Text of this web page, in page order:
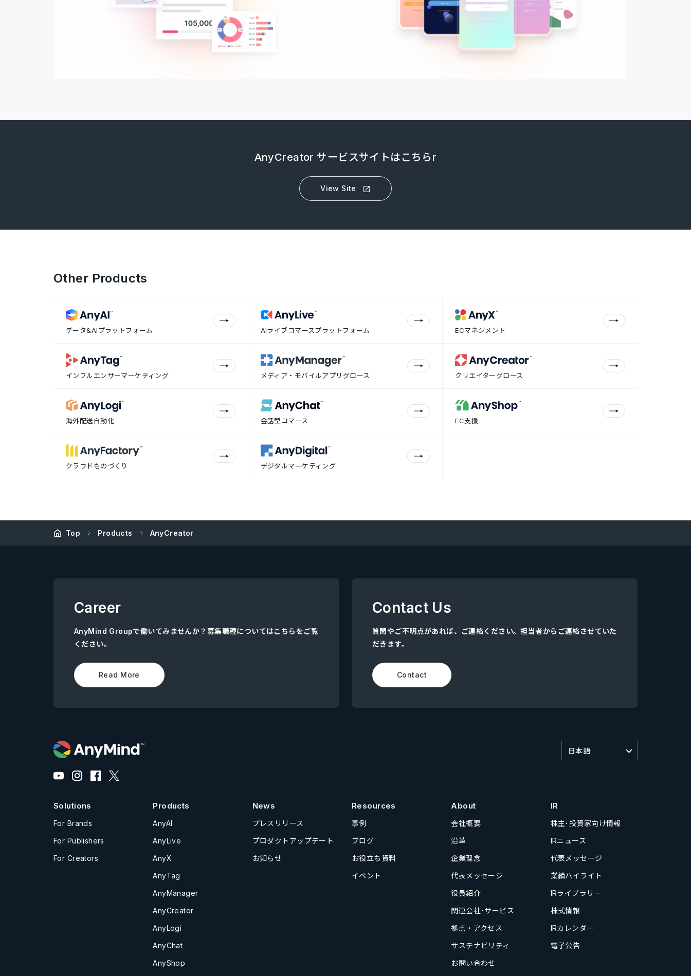
AnyCreator サービスサイトはこちらr
View Site
Other Products
データ&AIプラットフォーム AIライブコマースプラットフォーム ECマネジメント
インフルエンサーマーケティング メディア・モバイルアプリグロース クリエイターグロース
海外配送自動化 会話型コマース EC支援
クラウドものづくり デジタルマーケティング
Top Products AnyCreator
Career
AnyMind Groupで働いてみませんか？募集職種についてはこちらをご覧
ください。
Read More
Contact Us
質問やご不明点があれば、ご連絡ください。担当者からご連絡させていた
だきます。
Contact
日本語
Solutions
For Brands
For Publishers
For Creators
Products
AnyAI
AnyLive
AnyX
AnyTag
AnyManager
AnyCreator
AnyLogi
AnyChat
AnyShop
News
プレスリリース
プロダクトアップデート
お知らせ
Resources
事例
ブログ
お役立ち資料
イベント
About
会社概要
沿革
企業理念
代表メッセージ
役員紹介
関連会社･サービス
拠点・アクセス
サステナビリティ
お問い合わせ
IR
株主･投資家向け情報
IRニュース
代表メッセージ
業績ハイライト
IRライブラリー
株式情報
IRカレンダー
電子公告